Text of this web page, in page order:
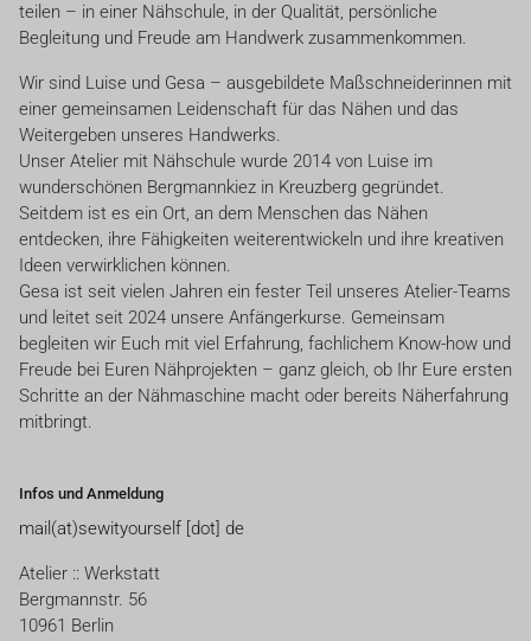
teilen – in einer Nähschule, in der Qualität, persönliche
Begleitung und Freude am Handwerk zusammenkommen.
Wir sind Luise und Gesa – ausgebildete Maßschneiderinnen mit
einer gemeinsamen Leidenschaft für das Nähen und das
Weitergeben unseres Handwerks.
Unser Atelier mit Nähschule wurde 2014 von Luise im
wunderschönen Bergmannkiez in Kreuzberg gegründet.
Seitdem ist es ein Ort, an dem Menschen das Nähen
entdecken, ihre Fähigkeiten weiterentwickeln und ihre kreativen
Ideen verwirklichen können.
Gesa ist seit vielen Jahren ein fester Teil unseres Atelier-Teams
und leitet seit 2024 unsere Anfängerkurse. Gemeinsam
begleiten wir Euch mit viel Erfahrung, fachlichem Know-how und
Freude bei Euren Nähprojekten – ganz gleich, ob Ihr Eure ersten
Schritte an der Nähmaschine macht oder bereits Näherfahrung
mitbringt.
Infos und Anmeldung
mail(at)sewityourself [dot] de
Atelier :: Werkstatt
Bergmannstr. 56
10961 Berlin